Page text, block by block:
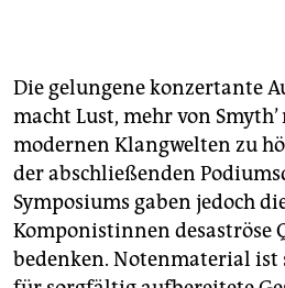
Die gelungene konzertante
macht Lust, mehr von
modernen Klangwelten zu
der abschließenden
Symposiums gaben jedoch
Komponistinnen desaströse
bedenken. Notenmaterial ist